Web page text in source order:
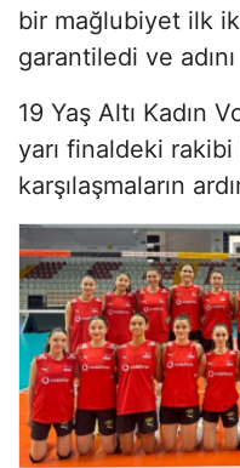
bir mağlubiyet ilk
garantiledi ve
19 Yaş Altı Kadın
yarı finaldeki
karşılaşmaların